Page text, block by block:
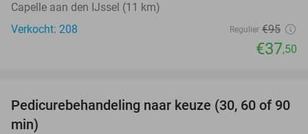
Capelle aan den IJssel (11 km)
Verkocht: 208
Regulier €95
€37,50
53%
Pedicurebehandeling naar keuze (30, 60 of 90
min)